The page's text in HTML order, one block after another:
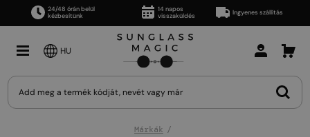
24/48 órán belül
kézbesítünk
14 napos
visszaküldés
Ingyenes szállítás
HU
Márkák